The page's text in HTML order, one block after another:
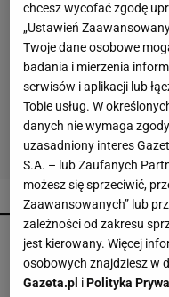
POPULARNE
Soda
jeszcze
chcesz wycofać zgodę
„Ustawień
Twoje dane osobowe
badania i mierzenia
serwisów i aplikacji lub
Tobie usług. W
danych nie wymaga
uzasadniony interes
S.A. – lub Zaufanych
możesz się sprzeciwić,
Zaawansowanych” lub
zależności od zakresu
jest kierowany. Więcej
osobowych znajdziesz w
Gazeta.pl i Polityka